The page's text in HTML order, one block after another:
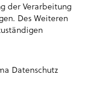
der Verarbeitung
Des Weiteren
Datenschutz